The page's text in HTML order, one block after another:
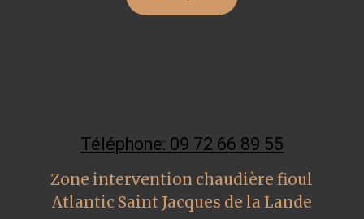
Téléphone: 09 72 66 89 55
Zone intervention chaudière fioul
Atlantic Saint Jacques de la Lande